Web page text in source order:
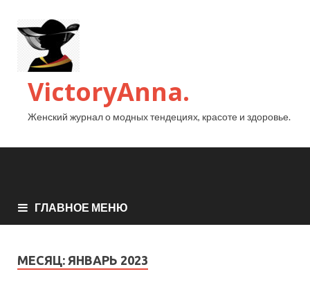
VictoryAnna.
Женский журнал о модных тендециях, красоте и здоровье.
ГЛАВНОЕ МЕНЮ
МЕСЯЦ: ЯНВАРЬ 2023